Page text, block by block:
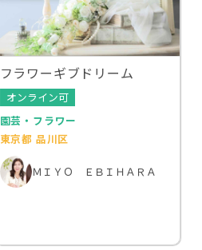
フラワーギブドリーム
オンライン可
園芸・フラワー
東京都 品川区
ＭＩＹＯ ＥＢＩＨＡＲＡ